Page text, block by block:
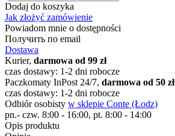
Dodaj do koszyka
Jak złożyć zamówienie
Powiadom mnie o dostępności
Получить по email
Dostawa
Kurier, darmowa od 99 zł
czas dostawy: 1-2 dni robocze
Paczkomaty InPost 24/7, darmowa od 50 zł
czas dostawy: 1-2 dni robocze
Odbiór osobisty w sklepie Conte (Łodz)
pn.- czw. 8:00 - 16:00, pt. 8:00 - 14:00
Opis produktu